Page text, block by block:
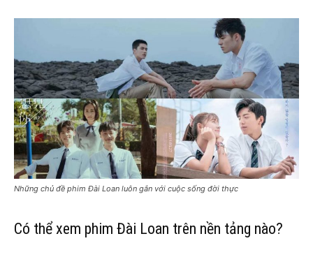
Những chủ đề phim Đài Loan luôn gắn với cuộc sống đời thực
Có thể xem phim Đài Loan trên nền tảng nào?